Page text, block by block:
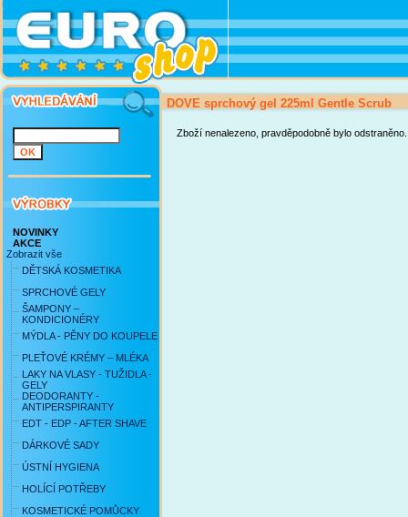
NOVINKY
AKCE
Zobrazit vše
DĚTSKÁ KOSMETIKA
SPRCHOVÉ GELY
ŠAMPONY –
KONDICIONÉRY
MÝDLA - PĚNY DO KOUPELE
PLEŤOVÉ KRÉMY – MLÉKA
LAKY NA VLASY - TUŽIDLA -
GELY
DEODORANTY -
ANTIPERSPIRANTY
EDT - EDP - AFTER SHAVE
DÁRKOVÉ SADY
ÚSTNÍ HYGIENA
HOLÍCÍ POTŘEBY
KOSMETICKÉ POMŮCKY
DOVE sprchový gel 225ml Gentle Scrub
Zboží nenalezeno, pravděpodobně bylo odstraněno.